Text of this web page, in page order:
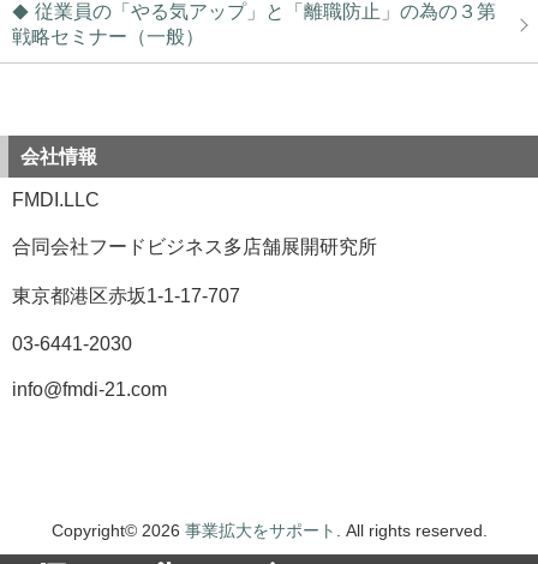
従業員の「やる気アップ」と「離職防止」の為の３第
戦略セミナー（一般）
会社情報
FMDI.LLC
合同会社フードビジネス多店舗展開研究所
東京都港区赤坂1-1-17-707
03-6441-2030
info@fmdi-21.com
Copyright© 2026 事業拡大をサポート . All rights reserved.